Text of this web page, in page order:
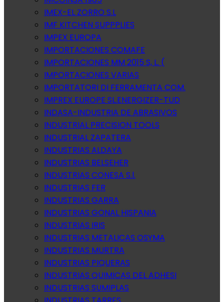
IMEX-EL ZORRO S.L
IMF KITCHEN SUPPPLIES
IMPEX EUROPA
IMPORTACIONES COMAFE
IMPORTACIONES MM 2015 S, L. (
IMPORTACIONES VARIAS
IMPORTATORI DI FERRAMENTA COM.
IMPREX EUROPE SL.ENERGIZER-TUD
INDASA-INDUSTRIA DE ABRASIVOS
INDUSTRIAL PRECISION TOOLS
INDUSTRIAL ZAPATERA
INDUSTRIAS ALDAYA
INDUSTRIAS BELSEHER
INDUSTRIAS CONESA S.l.
INDUSTRIAS FER
INDUSTRIAS GARRA
INDUSTRIAS GONAL HISPANIA
INDUSTRIAS IRIS
INDUSTRIAS METALICAS OSYMA
INDUSTRIAS MURTRA
INDUSTRIAS PIQUERAS
INDUSTRIAS QUIMICAS DEL ADHESI
INDUSTRIAS SUMIPLAS